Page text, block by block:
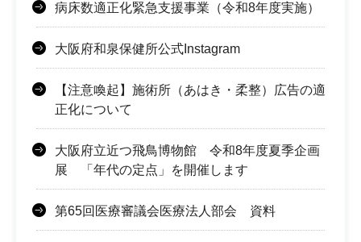
病床数適正化緊急支援事業（令和8年度実施）
大阪府和泉保健所公式Instagram
【注意喚起】施術所（あはき・柔整）広告の適
正化について
大阪府立近つ飛鳥博物館 令和8年度夏季企画
展 「年代の定点」を開催します
第65回医療審議会医療法人部会 資料